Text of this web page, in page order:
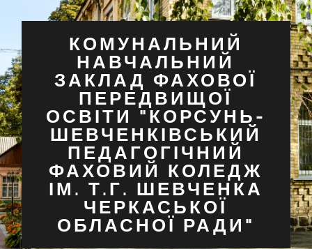
КОМУНАЛЬНИЙ
НАВЧАЛЬНИЙ
ЗАКЛАД ФАХОВОЇ
ПЕРЕДВИЩОЇ
ОСВІТИ "КОРСУНЬ-
ШЕВЧЕНКІВСЬКИЙ
ПЕДАГОГІЧНИЙ
ФАХОВИЙ КОЛЕДЖ
ІМ. Т.Г. ШЕВЧЕНКА
ЧЕРКАСЬКОЇ
ОБЛАСНОЇ РАДИ"